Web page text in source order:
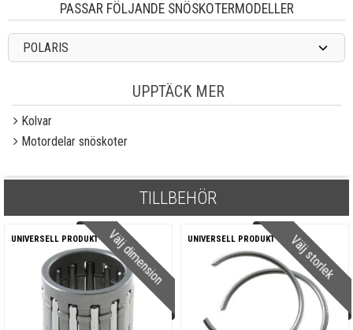
PASSAR FÖLJANDE SNÖSKOTERMODELLER
POLARIS
UPPTÄCK MER
Kolvar
Motordelar snöskoter
TILLBEHÖR
Välj dimension
UNIVERSELL PRODUKT Välj storlek
UNIVERSELL PRODUKT